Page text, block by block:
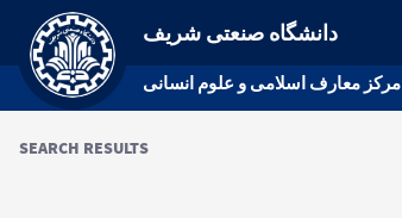
دانشگاه صنعتی شریف
مرکز معارف اسلامی و علوم انسانی
SEARCH RESULTS